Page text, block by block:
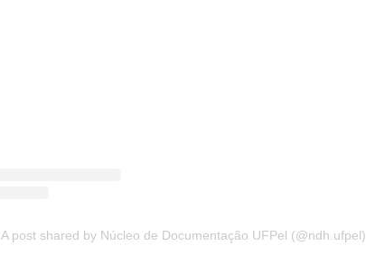
A post shared by Núcleo de Documentação UFPel (@ndh.ufpel)